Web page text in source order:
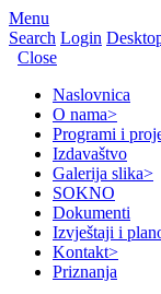
Menu
Search Login
Close
Naslovnica
O nama>
Programi i
Izdavaštvo
Galerija slika>
SOKNO
Dokumenti
Izvještaji i
Kontakt>
Priznanja